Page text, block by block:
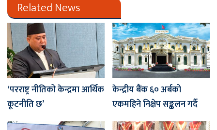
Related News
‘परराष्ट्र नीतिको केन्द्रमा आर्थिक
कूटनीति छ’
केन्द्रीय बैंक ६० अर्बको
एकमहिने निक्षेप सङ्कलन गर्दै